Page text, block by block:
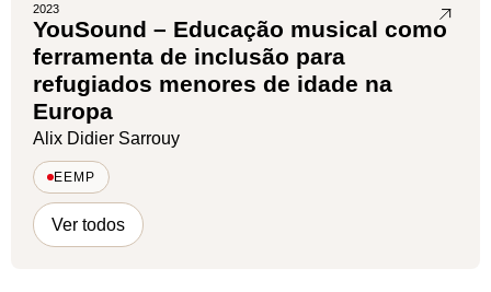
2023
YouSound – Educação musical como
ferramenta de inclusão para
refugiados menores de idade na
Europa
Alix Didier Sarrouy
EEMP
Ver todos